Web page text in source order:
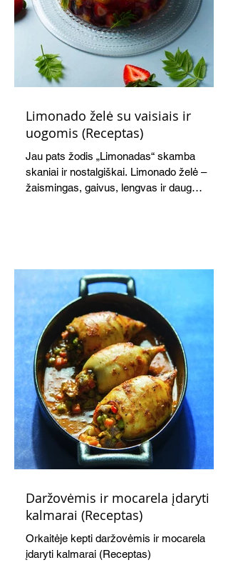
Limonado želė su vaisiais ir
uogomis (Receptas)
Jau pats žodis „Limonadas“ skamba
skaniai ir nostalgiškai. Limonado želė –
žaismingas, gaivus, lengvas ir daug
švelnumo.
Daržovėmis ir mocarela įdaryti
kalmarai (Receptas)
Orkaitėje kepti daržovėmis ir mocarela
įdaryti kalmarai (Receptas)